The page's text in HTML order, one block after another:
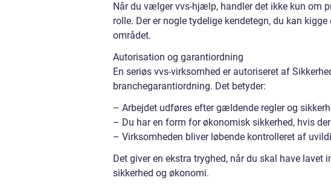
Når du vælger vvs-hjælp, handler det ikke kun om
rolle. Der er nogle tydelige kendetegn, du kan
området.
Autorisation og garantiordning
En seriøs vvs-virksomhed er autoriseret af
branchegarantiordning. Det betyder:
– Arbejdet udføres efter gældende regler og
– Du har en form for økonomisk sikkerhed, hvis
– Virksomheden bliver løbende kontrolleret af
Det giver en ekstra tryghed, når du skal have
sikkerhed og økonomi.